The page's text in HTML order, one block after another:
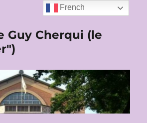
Guy Cherqui (le
French